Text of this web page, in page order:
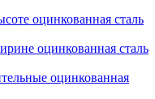
оцинкованная сталь
оцинкованная сталь
оцинкованная